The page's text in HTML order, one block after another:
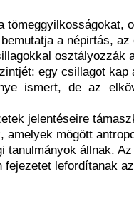
tömeggyilkosságokat,
a népirtás, az
osztályozzák
egy csillagot kap
ismert, de az
jelentéseire
amelyek mögött
tanulmányok állnak.
fejezetet lefordítanak